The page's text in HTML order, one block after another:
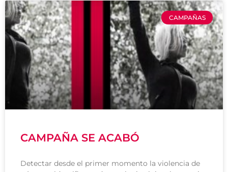
CAMPAÑAS
CAMPAÑA SE ACABÓ
Detectar desde el primer momento la violencia de